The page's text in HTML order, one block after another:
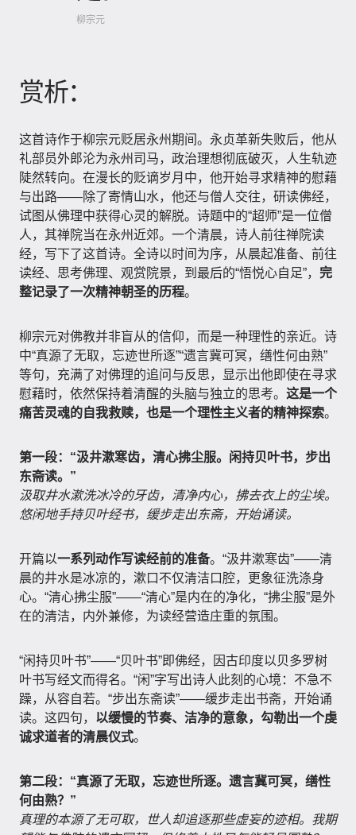
柳宗元
赏析：
这首诗作于柳宗元贬居永州期间。永贞革新失败后，他从
礼部员外郎沦为永州司马，政治理想彻底破灭，人生轨迹
陡然转向。在漫长的贬谪岁月中，他开始寻求精神的慰藉
与出路——除了寄情山水，他还与僧人交往，研读佛经，
试图从佛理中获得心灵的解脱。诗题中的“超师”是一位僧
人，其禅院当在永州近郊。一个清晨，诗人前往禅院读
经，写下了这首诗。全诗以时间为序，从晨起准备、前往
读经、思考佛理、观赏院景，到最后的“悟悦心自足”， 完
整记录了一次精神朝圣的历程。
柳宗元对佛教并非盲从的信仰，而是一种理性的亲近。诗
中“真源了无取，忘迹世所逐”“遗言冀可冥，缮性何由熟”
等句，充满了对佛理的追问与反思，显示出他即使在寻求
慰藉时，依然保持着清醒的头脑与独立的思考。 这是一个
痛苦灵魂的自我救赎，也是一个理性主义者的精神探索。
第一段：“汲井漱寒齿，清心拂尘服。闲持贝叶书，步出
东斋读。”
汲取井水漱洗冰冷的牙齿，清净内心，拂去衣上的尘埃。
悠闲地手持贝叶经书，缓步走出东斋，开始诵读。
开篇以一系列动作写读经前的准备。“汲井漱寒齿”——清
晨的井水是冰凉的，漱口不仅清洁口腔，更象征洗涤身
心。“清心拂尘服”——“清心”是内在的净化，“拂尘服”是外
在的清洁，内外兼修，为读经营造庄重的氛围。
“闲持贝叶书”——“贝叶书”即佛经，因古印度以贝多罗树
叶书写经文而得名。“闲”字写出诗人此刻的心境：不急不
躁，从容自若。“步出东斋读”——缓步走出书斋，开始诵
读。这四句， 以缓慢的节奏、洁净的意象，勾勒出一个虔
诚求道者的清晨仪式。
第二段：“真源了无取，忘迹世所逐。遗言冀可冥，缮性
何由熟？”
真理的本源了无可取，世人却追逐那些虚妄的迹相。我期